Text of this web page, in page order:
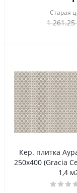
Старая
1 261.25
Кер. плитка
250х400 (Gracia
1,4